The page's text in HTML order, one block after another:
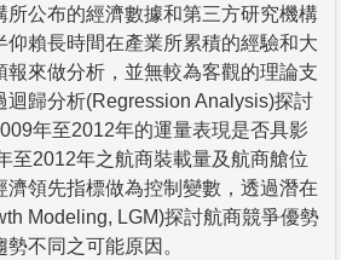
所公布的經濟數據和第三方研究機構
仰賴長時間在產業所累積的經驗和大
報來做分析，並無較為客觀的理論支
迴歸分析(Regression Analysis)探討
年至2012年的運量表現是否具影
至2012年之航商裝載量及航商艙位
濟領先指標做為控制變數，透過潛在
Modeling, LGM)探討航商競爭優勢
不同之可能原因。